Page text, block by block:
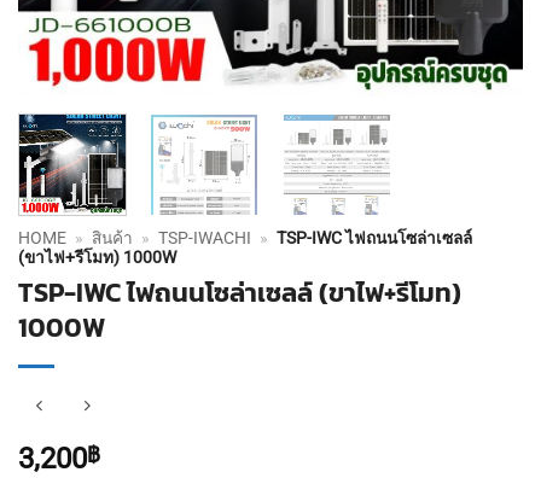
HOME » สินค้า » TSP-IWACHI » TSP-IWC ไฟถนนโซล่าเซลล์
(ขาไฟ+รีโมท) 1000W
TSP-IWC ไฟถนนโซล่าเซลล์ (ขาไฟ+รีโมท)
1000W
3,200฿